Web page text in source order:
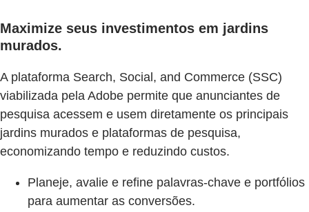
Maximize seus investimentos em jardins
murados.
A plataforma Search, Social, and Commerce (SSC)
viabilizada pela Adobe permite que anunciantes de
pesquisa acessem e usem diretamente os principais
jardins murados e plataformas de pesquisa,
economizando tempo e reduzindo custos.
Planeje, avalie e refine palavras-chave e portfólios
para aumentar as conversões.